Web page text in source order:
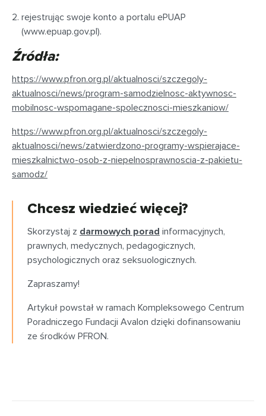
rejestrując swoje konto a portalu ePUAP
(www.epuap.gov.pl).
Źródła:
https://www.pfron.org.pl/aktualnosci/szczegoly-
aktualnosci/news/program-samodzielnosc-aktywnosc-
mobilnosc-wspomagane-spolecznosci-mieszkaniow/
https://www.pfron.org.pl/aktualnosci/szczegoly-
aktualnosci/news/zatwierdzono-programy-wspierajace-
mieszkalnictwo-osob-z-niepelnosprawnoscia-z-pakietu-
samodz/
Chcesz wiedzieć więcej?
Skorzystaj z darmowych porad informacyjnych,
prawnych, medycznych, pedagogicznych,
psychologicznych oraz seksuologicznych.
Zapraszamy!
Artykuł powstał w ramach Kompleksowego Centrum
Poradniczego Fundacji Avalon dzięki dofinansowaniu
ze środków PFRON.